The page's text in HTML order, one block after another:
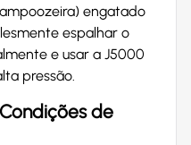
engatado
espalhar o
e usar a J5000
pressão.
de